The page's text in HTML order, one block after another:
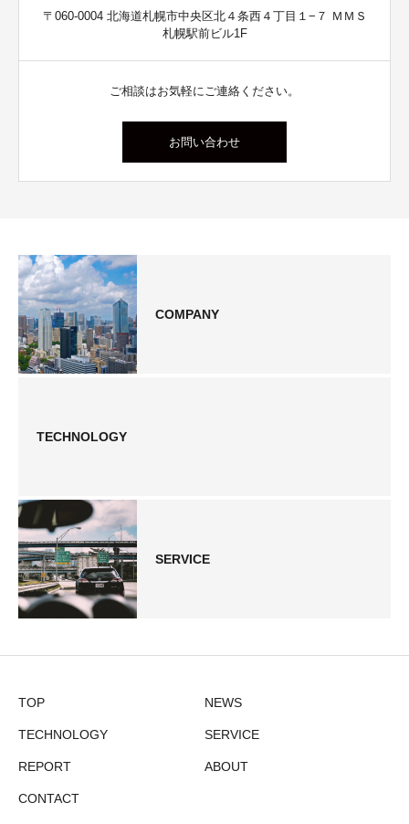
〒060-0004 北海道札幌市中央区北４条西４丁目１−７ ＭＭＳ
札幌駅前ビル1F
ご相談はお気軽にご連絡ください。
お問い合わせ
COMPANY
TECHNOLOGY
SERVICE
TOP NEWS
TECHNOLOGY SERVICE
REPORT ABOUT
CONTACT